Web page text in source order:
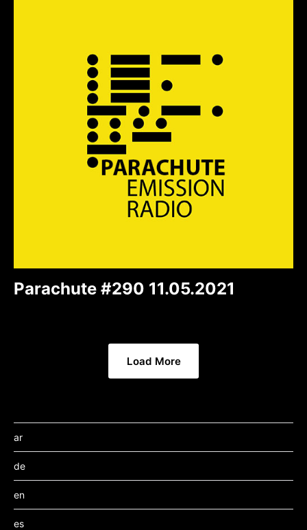
Parachute #290 11.05.2021
Load More
ar
de
en
es